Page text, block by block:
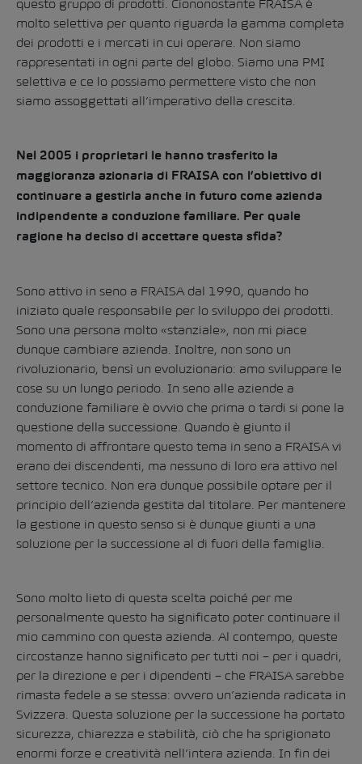
questo gruppo di prodotti. Ciononostante FRAISA è
molto selettiva per quanto riguarda la gamma completa
dei prodotti e i mercati in cui operare. Non siamo
rappresentati in ogni parte del globo. Siamo una PMI
selettiva e ce lo possiamo permettere visto che non
siamo assoggettati all’imperativo della crescita.
Nel 2005 i proprietari le hanno trasferito la
maggioranza azionaria di FRAISA con l’obiettivo di
continuare a gestirla anche in futuro come azienda
indipendente a conduzione familiare. Per quale
ragione ha deciso di accettare questa sfida?
Sono attivo in seno a FRAISA dal 1990, quando ho
iniziato quale responsabile per lo sviluppo dei prodotti.
Sono una persona molto «stanziale», non mi piace
dunque cambiare azienda. Inoltre, non sono un
rivoluzionario, bensì un evoluzionario: amo sviluppare le
cose su un lungo periodo. In seno alle aziende a
conduzione familiare è ovvio che prima o tardi si pone la
questione della successione. Quando è giunto il
momento di affrontare questo tema in seno a FRAISA vi
erano dei discendenti, ma nessuno di loro era attivo nel
settore tecnico. Non era dunque possibile optare per il
principio dell’azienda gestita dal titolare. Per mantenere
la gestione in questo senso si è dunque giunti a una
soluzione per la successione al di fuori della famiglia.
Sono molto lieto di questa scelta poiché per me
personalmente questo ha significato poter continuare il
mio cammino con questa azienda. Al contempo, queste
circostanze hanno significato per tutti noi – per i quadri,
per la direzione e per i dipendenti – che FRAISA sarebbe
rimasta fedele a se stessa: ovvero un’azienda radicata in
Svizzera. Questa soluzione per la successione ha portato
sicurezza, chiarezza e stabilità, ciò che ha sprigionato
enormi forze e creatività nell’intera azienda. In fin dei